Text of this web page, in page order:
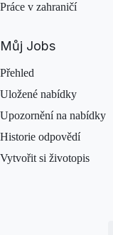
Práce v zahraničí
Můj Jobs
Přehled
Uložené nabídky
Upozornění na nabídky
Historie odpovědí
Vytvořit si životopis